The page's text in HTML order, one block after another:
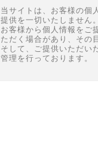
当サイトは、お客様の個
提供を一切いたしません。
お客様から個人情報をご
ただく場合があり、その
そして、ご提供いただい
管理を行っております。